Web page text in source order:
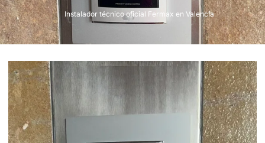
Instalador técnico oficial Fermax en Valencia